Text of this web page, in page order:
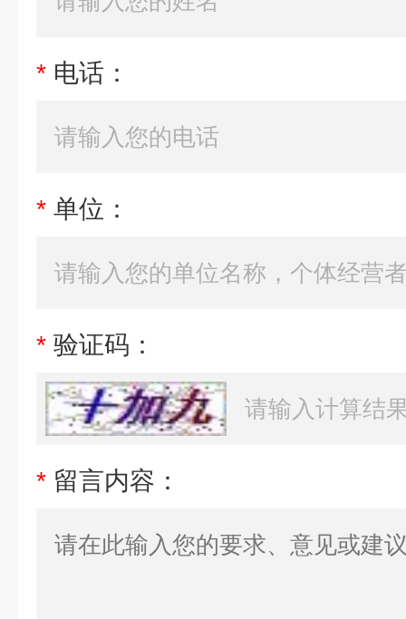
* 电话：
* 单位：
* 验证码：
* 留言内容：